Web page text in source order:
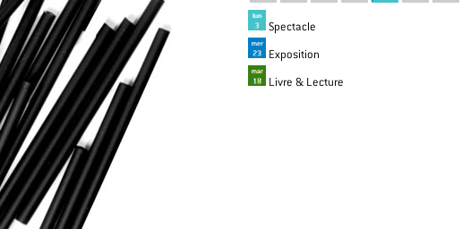
Spectacle
Exposition
Livre & Lecture